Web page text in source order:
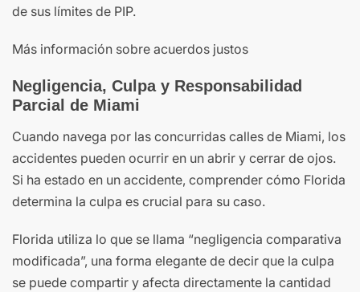
de sus límites de PIP.
Más información sobre acuerdos justos
Negligencia, Culpa y Responsabilidad
Parcial de Miami
Cuando navega por las concurridas calles de Miami, los
accidentes pueden ocurrir en un abrir y cerrar de ojos.
Si ha estado en un accidente, comprender cómo Florida
determina la culpa es crucial para su caso.
Florida utiliza lo que se llama “negligencia comparativa
modificada”, una forma elegante de decir que la culpa
se puede compartir y afecta directamente la cantidad